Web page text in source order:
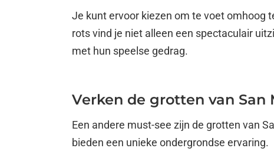
Je kunt ervoor kiezen om te voet omhoog
rots vind je niet alleen een spectaculair
met hun speelse gedrag.
Verken de grotten van San
Een andere must-see zijn de grotten van
bieden een unieke ondergrondse ervaring.